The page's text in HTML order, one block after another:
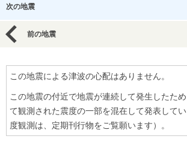
次の地震
前の地震
この地震による津波の心配はありません。
この地震の付近で地震が連続して発生したた
て観測された震度の一部を混在して発表して
度観測は、定期刊行物をご覧願います）。